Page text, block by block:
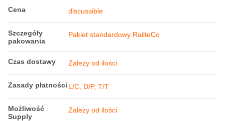
Cena discussible
Szczegóły
pakowania
Pakiet standardowy RailteCo
Czas dostawy Zależy od ilości
Zasady płatności L/C, D/P, T/T
Możliwość
Supply
Zależy od ilości